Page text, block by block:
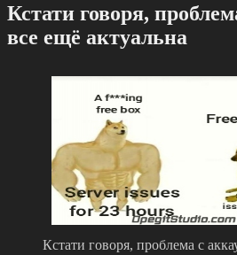
Кстати говоря,
все ещё актуальна
Кстати говоря, проблема с